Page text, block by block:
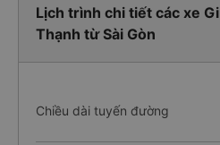
Lịch trình chi tiết các xe
Thạnh từ Sài Gòn
Chiều dài tuyến đường